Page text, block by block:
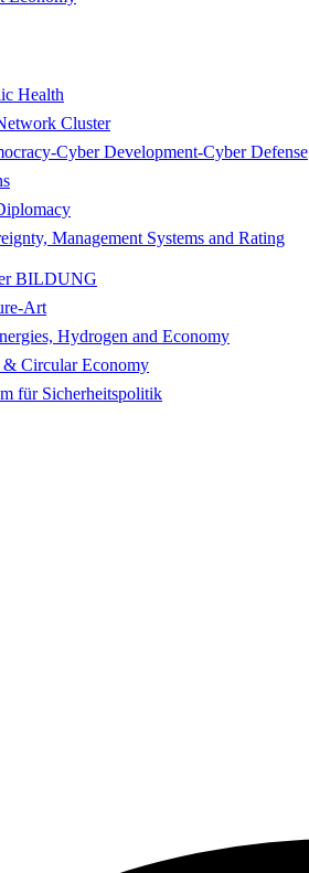
Health
Cluster
Cyber Development-Cyber Defense
Management Systems and Rating
BILDUNG
Art
Hydrogen and Economy
Circular Economy
für Sicherheitspolitik